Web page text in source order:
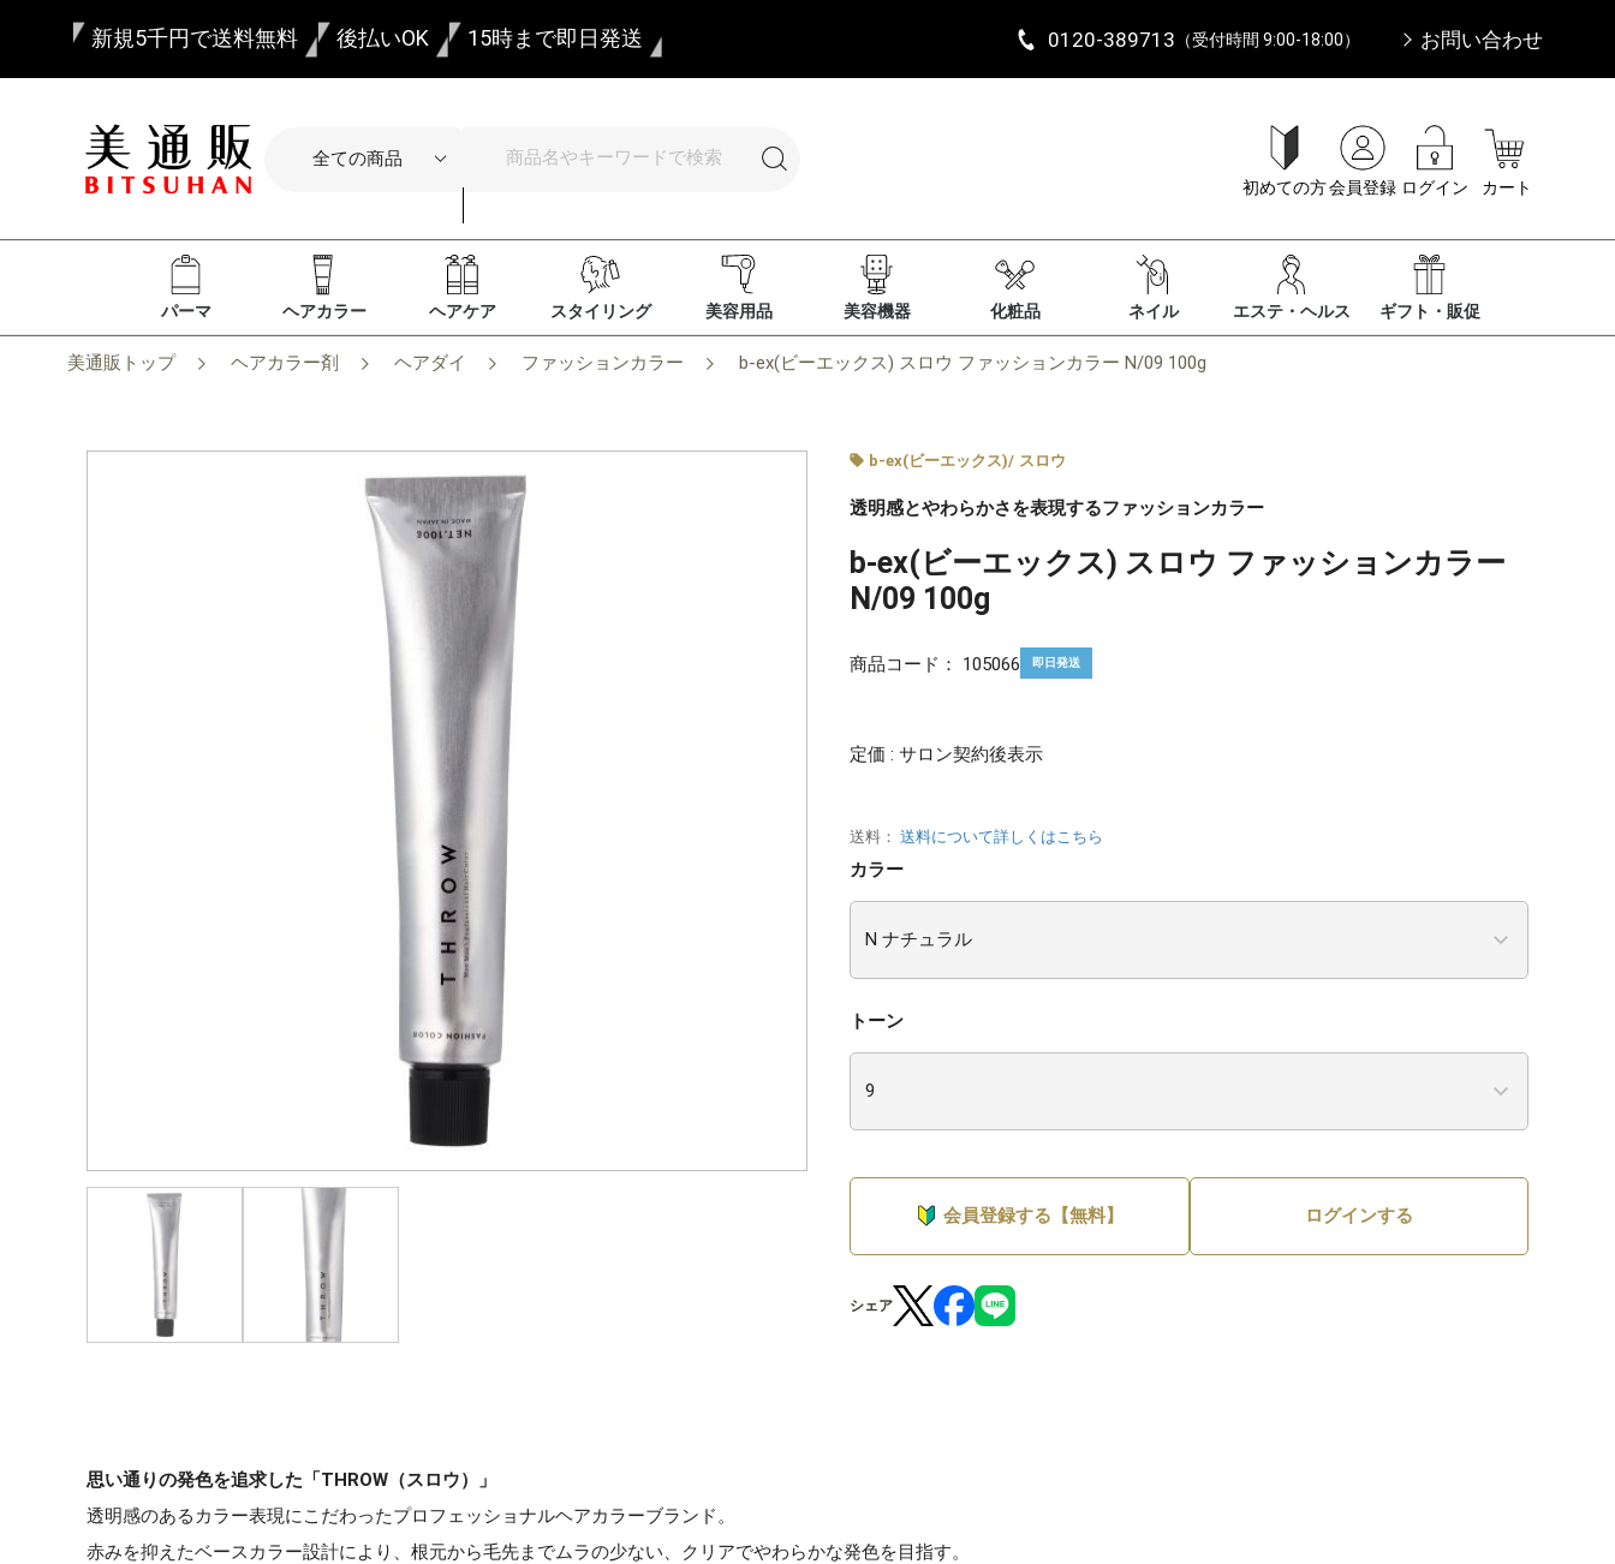
新規5千円で送料無料 後払いOK 15時まで即日発送 0120-389713 （受付時間 9:00-18:00） お問い合わせ
初めての方会員登録 ログイン カート
パーマ ヘアカラー ヘアケア スタイリング 美容用品 美容機器 化粧品 ネイル エステ・ヘルス ギフト・販促
美通販トップ ヘアカラー剤 ヘアダイ ファッションカラー b-ex(ビーエックス) スロウ ファッションカラー N/09 100g
b-ex(ビーエックス)/ スロウ
透明感とやわらかさを表現するファッションカラー
b-ex(ビーエックス) スロウ ファッションカラー
N/09 100g
商品コード： 105066 即日発送
定価 : サロン契約後表示
送料： 送料について詳しくはこちら
カラー
トーン
会員登録する【無料】 ログインする
シェア
思い通りの発色を追求した「THROW（スロウ）」
透明感のあるカラー表現にこだわったプロフェッショナルヘアカラーブランド。
赤みを抑えたベースカラー設計により、根元から毛先までムラの少ない、クリアでやわらかな発色を目指す。